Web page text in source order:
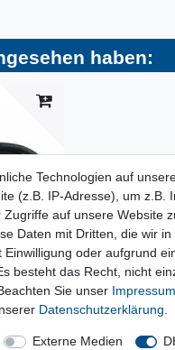
haben:
/ 32A
Technologien auf
(z.B. IP-Adresse), um
auf unsere Website
Daten mit Dritten, die wir
oder aufgrund
besteht das Recht, nicht
Sie unser Impressum
Daten­schutz­erklärung
Externe Medien